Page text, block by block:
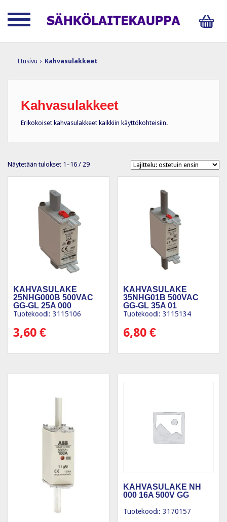
Etusivu › Kahvasulakkeet
Kahvasulakkeet
Erikokoiset kahvasulakkeet kaikkiin käyttökohteisiin.
Näytetään tulokset 1–16 / 29Suosituimmat
KAHVASULAKE
25NHG000B 500VAC
GG-GL 25A 000
Tuotekoodi: 3115106
3,60 €
KAHVASULAKE
35NHG01B 500VAC
GG-GL 35A 01
Tuotekoodi: 3115134
6,80€
KAHVASULAKE NH
000 16A 500V GG
Tuotekoodi: 3170157